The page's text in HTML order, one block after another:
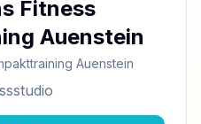
Fitness
Auenstein
Auenstein